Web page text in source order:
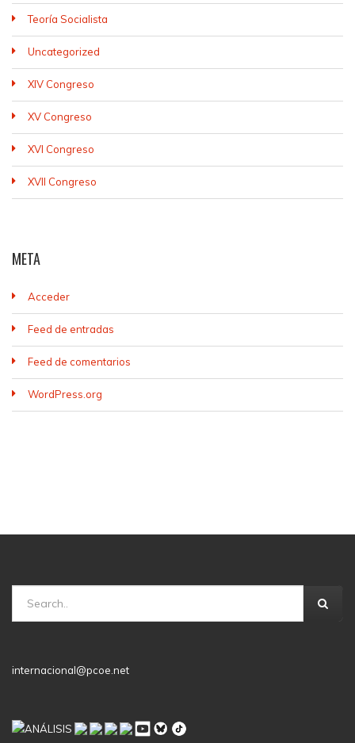
Teoría Socialista
Uncategorized
XIV Congreso
XV Congreso
XVI Congreso
XVII Congreso
META
Acceder
Feed de entradas
Feed de comentarios
WordPress.org
internacional@pcoe.net